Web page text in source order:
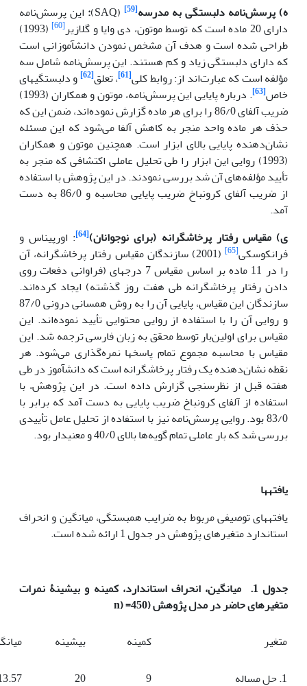
ه) پرسش‌نامه دلبستگیبه مدرسه[59]
(SAQ)
: این پرسش‌نامه
دارای 20 ماده­ است که توسط موتون، دی وایا و گلازیر
[60]
(1993)
طراحی شده است و هدف آن مشخص نمودن دانش­آموزانی است
که دارای دلبستگی زیاد و کم هستند. این پرسش‌نامه شامل سه
مؤلفه است که عبارت‌اند از: روابط کلی[61] ، تعلق[62]
و دلبستگی­های
خاص[63]
.
درباره پایایی این پرسش‌نامه، موتون و همکاران (1993)
ضریب آلفای 86/0 را برای
هر ماده گزارش نموده‌اند، ضمن این که
حذف هر ماده واحد منجر به کاهش آلفا می‌شود که این مسئله
نشان‌دهنده پایایی بالای ابزار است. همچنین موتون و همکاران
(1993) روایی این ابزار را طی تحلیل عاملی اکتشافی که منجر به
تأیید مؤلفه‌های آن شد بررسی نمودند. در این پژوهش با استفاده
از ضریب آلفای کرونباخ ضریب پایایی محاسبه و 86/0 به دست
آمد.
ی) مقیاس رفتار پرخاشگرانه (برای نوجوانان)[64]
: اورپیناس و
فرانکوسکی[65]
(2001) سازندگان مقیاس رفتار پرخاشگرانه، آن
را در 11 ماده بر اساس مقیاس 7 درجه­ای (فراوانی دفعات روی
دادن رفتار پرخاشگرانه طی هفت روز گذشته) ایجاد کرده‌اند.
سازندگان این مقیاس، پایایی آن را به روش همسانی درونی 87/0
و روایی آن را با استفاده از روایی محتوایی تأیید نموده‌اند. این
مقیاس برای اولین‌بار توسط محقق به زبان فارسی ترجمه شد. این
مقیاس با محاسبه مجموع تمام پاسخ­ها نمره‌گذاری می‌شود. هر
نقطه نشان‌دهنده یک رفتار پرخاشگرانه است که دانش­آموز در طی
هفته قبل از نظرسنجی گزارش داده است. در این پژوهش، با
استفاده از آلفای کرونباخ ضریب پایایی به دست آمد که برابر با
83/0 بود. روایی پرسش‌نامه نیز با استفاده از تحلیل عامل تأییدی
بررسی شد که بار عاملی تمام گویه‌ها بالای 40/0 و معنی­دار بود.
یافته­ها
یافته­های توصیفیمربوطبه ضرایب همبستگی،میانگین و انحراف
استانداردمتغیرهای پژوهشدر جدول1 ارائه شده است.
جدول 1. میانگین، انحراف استاندارد، کمینه و بیشینۀ نمرات
متغیرهای حاضر در مدل پژوهش (450
=
(n
متغیر
کمینه بیشینه
1. حل مساله
9
20